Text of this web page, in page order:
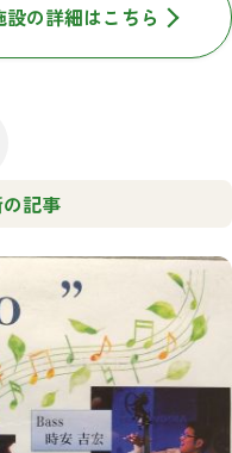
の詳細はこちら
記事